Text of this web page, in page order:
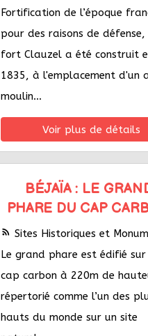
Fortification de l’époque
pour des raisons de défense,
fort Clauzel a été construit
1835, à l'emplacement d'un
moulin...
Voir plus de détails
BÉJAÏA : LE
PHARE DU CAP
rss_feed Sites Historiques et
Le grand phare est édifié sur
cap carbon à 220m de
répertorié comme l’un des
hauts du monde sur un site